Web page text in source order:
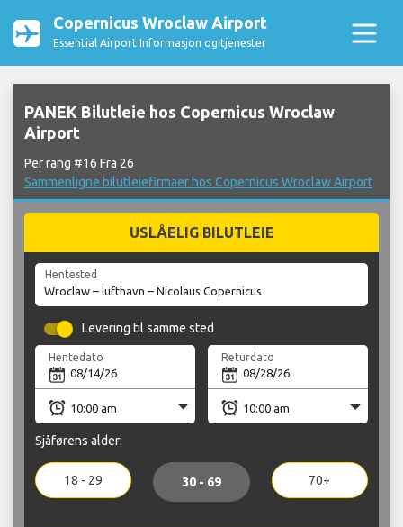
Copernicus Wroclaw Airport
Essential Airport Informasjon og tjenester
PANEK Bilutleie hos Copernicus Wroclaw
Airport
Per rang #16 Fra 26
Sammenligne bilutleiefirmaer hos Copernicus Wroclaw Airport
USLÅELIG BILUTLEIE
Hentested
Levering til samme sted
Hentedato Returdato
Sjåførens alder:
18 - 29 30 - 69 70+